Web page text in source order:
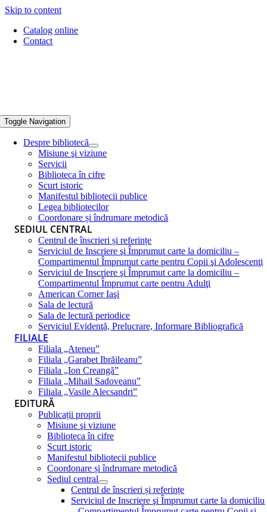
Skip to content
Catalog online
Contact
Toggle Navigation
Despre bibliotecă
Misiune şi viziune
Servicii
Biblioteca în cifre
Scurt istoric
Manifestul bibliotecii publice
Legea bibliotecilor
Coordonare și îndrumare metodică
SEDIUL CENTRAL
Centrul de înscrieri și referințe
Serviciul de Inscriere şi Împrumut carte la domiciliu –
Compartimentul Împrumut carte pentru Copii şi Adolescenţi
Serviciul de Inscriere şi Împrumut carte la domiciliu –
Compartimentul Împrumut carte pentru Adulţi
American Corner Iaşi
Sala de lectură
Sala de lectură periodice
Serviciul Evidenţă, Prelucrare, Informare Bibliografică
FILIALE
Filiala „Ateneu”
Filiala „Garabet Ibrăileanu”
Filiala „Ion Creangă”
Filiala „Mihail Sadoveanu”
Filiala „Vasile Alecsandri”
EDITURĂ
Publicații proprii
Misiune şi viziune
Biblioteca în cifre
Scurt istoric
Manifestul bibliotecii publice
Coordonare și îndrumare metodică
Sediul central
Centrul de înscrieri și referințe
Serviciul de Inscriere şi Împrumut carte la domiciliu